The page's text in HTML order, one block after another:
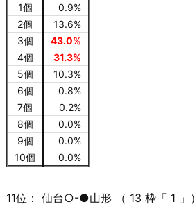
1個
0.9%
2個
13.6%
3個
43.0%
4個
31.3%
5個
10.3%
6個
0.8%
7個
0.2%
8個
0.0%
9個
0.0%
10個
0.0%
11位： 仙台○-●山形 （ 13 枠「 1 」）